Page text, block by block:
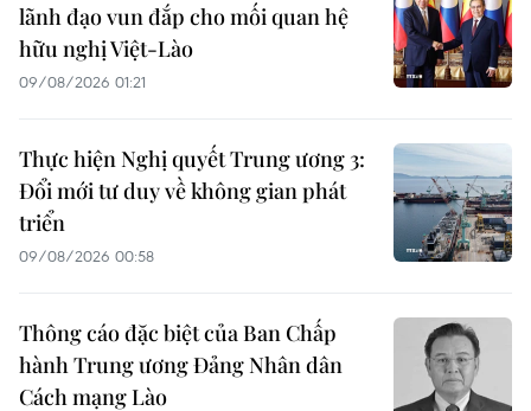
lãnh đạo vun đắp cho mối quan hệ
hữu nghị Việt-Lào
09/08/2026 01:21
Thực hiện Nghị quyết Trung ương 3:
Đổi mới tư duy về không gian phát
triển
09/08/2026 00:58
Thông cáo đặc biệt của Ban Chấp
hành Trung ương Đảng Nhân dân
Cách mạng Lào